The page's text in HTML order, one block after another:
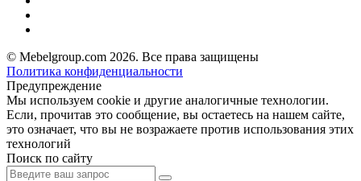
© Mebelgroup.com 2026. Все права защищены
Политика конфиденциальности
Предупреждение
Мы используем cookie и другие аналогичные технологии.
Если, прочитав это сообщение, вы остаетесь на нашем сайте,
это означает, что вы не возражаете против использования этих
технологий
Поиск по сайту